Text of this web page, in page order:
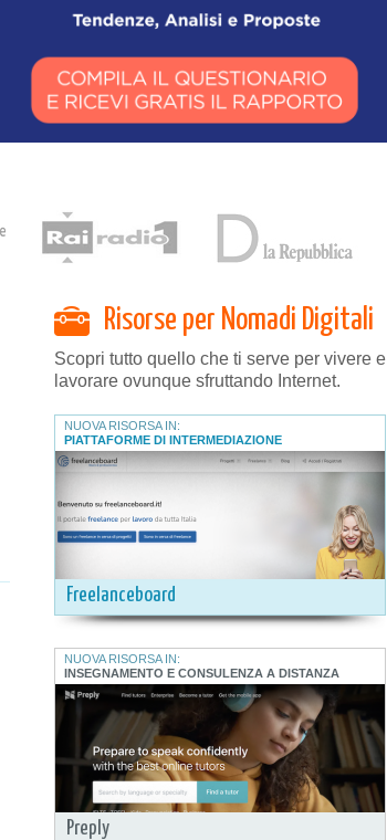
Risorse per Nomadi Digitali
Scopri tutto quello che ti serve per vivere e
lavorare ovunque sfruttando Internet.
Freelanceboard
NUOVA RISORSA IN:
PIATTAFORME DI INTERMEDIAZIONE
Preply
NUOVA RISORSA IN:
INSEGNAMENTO E CONSULENZA A DISTANZA